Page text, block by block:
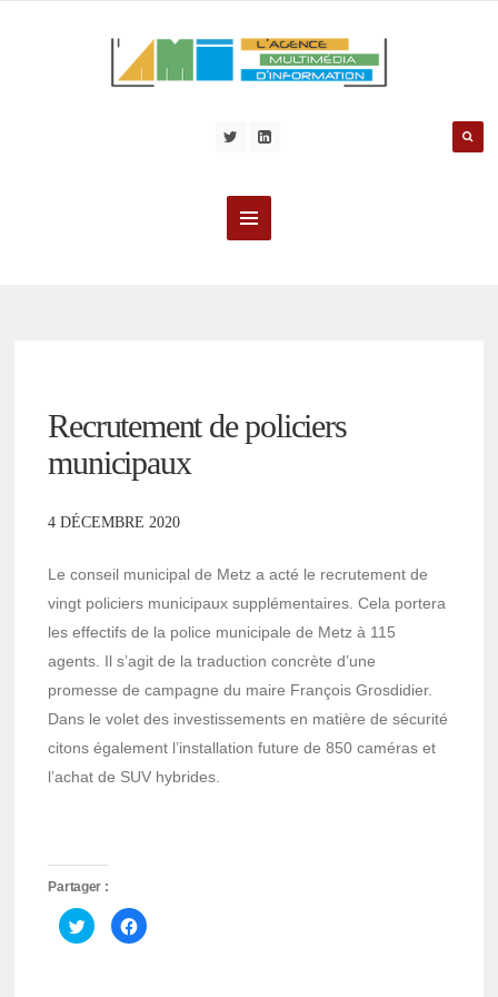
Recrutement de policiers
municipaux
4 DÉCEMBRE 2020
Le conseil municipal de Metz a acté le recrutement de
vingt policiers municipaux supplémentaires. Cela portera
les effectifs de la police municipale de Metz à 115
agents. Il s’agit de la traduction concrète d’une
promesse de campagne du maire François Grosdidier.
Dans le volet des investissements en matière de sécurité
citons également l’installation future de 850 caméras et
l’achat de SUV hybrides.
Partager :
Cliquez
pour
partager
Cliquez
pour